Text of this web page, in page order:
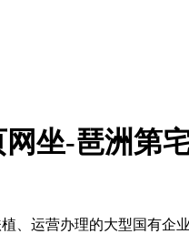
坐-琶洲第
运营办理的大型国有企